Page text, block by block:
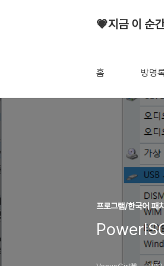
💗지금 이 순
홈 방명
프로그램/한국어 패치